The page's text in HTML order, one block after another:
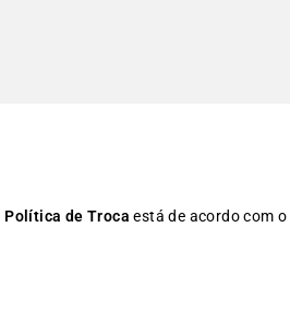
Política de Troca está de acordo com o